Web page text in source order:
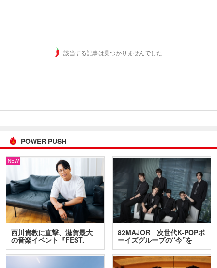
該当する記事は見つかりませんでした
POWER PUSH
NEW
西川貴教に直撃、滋賀最大
の音楽イベント『FEST.
INA…
82MAJOR 次世代K-POPボ
ーイズグループの“今”を
訊…